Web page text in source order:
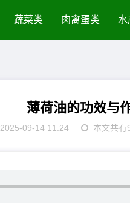
蔬菜类 肉禽蛋类 水
薄荷油的功效与
2025-09-14 11:24 本文共有